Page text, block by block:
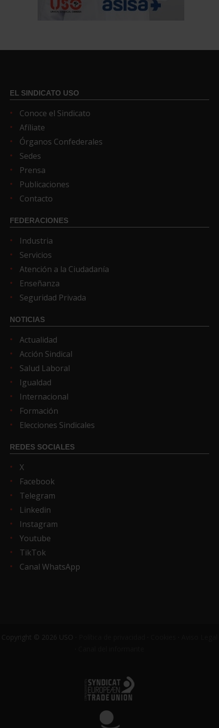
EL SINDICATO USO
Conoce el Sindicato
Afíliate
Órganos Confederales
Sedes
Prensa
Publicaciones
Contacto
FEDERACIONES
Industria
Servicios
Atención a la Ciudadanía
Enseñanza
Seguridad Privada
NOTICIAS
Actualidad
Acción Sindical
Salud Laboral
Igualdad
Internacional
Formación
Elecciones Sindicales
REDES SOCIALES
X
Facebook
Telegram
Linkedin
Instagram
Youtube
TikTok
Canal WhatsApp
Copyright © 2026 USO ·